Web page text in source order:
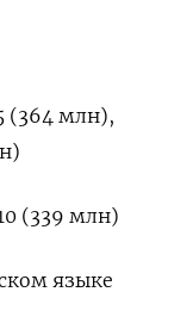
(364 млн),
(339 млн)
языке